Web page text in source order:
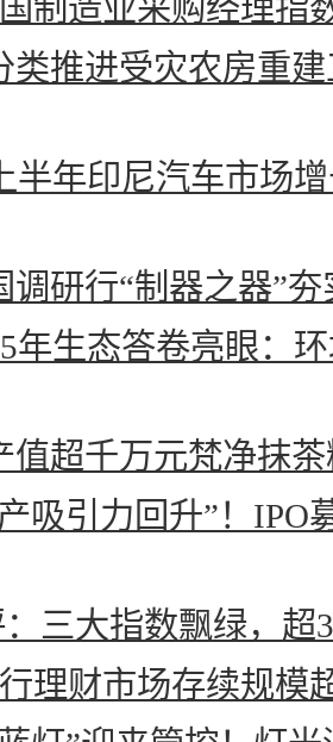
制造业采购经理指
类推进受灾农房重
半年印尼汽车市场
调研行“制器之器”
年生态答卷亮眼：
值超千万元梵净抹
吸引力回升”！
三大指数飘绿，超
理财市场存续规模